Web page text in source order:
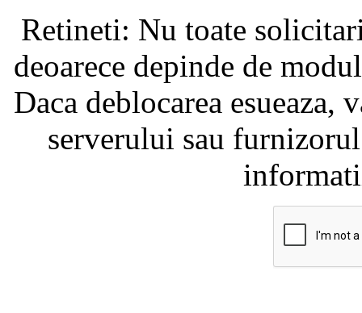
Retineti: Nu toate
deoarece depinde de
Daca deblocarea
serverului sau